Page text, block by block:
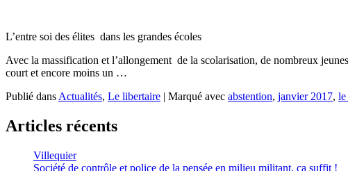
L’entre soi des élites dans les grandes écoles
Avec la massification et l’allongement de la scolarisation, de nombreux
court et encore moins un …
Publié dans Actualités, Le libertaire | Marqué avec abstention, janvier 2017, le
Articles récents
Villequier
Société de contrôle et police de la pensée en milieu militant, ça suffit !